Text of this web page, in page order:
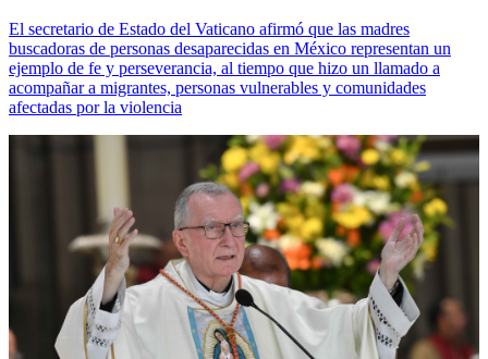
El secretario de Estado del Vaticano afirmó que las madres
buscadoras de personas desaparecidas en México representan un
ejemplo de fe y perseverancia, al tiempo que hizo un llamado a
acompañar a migrantes, personas vulnerables y comunidades
afectadas por la violencia